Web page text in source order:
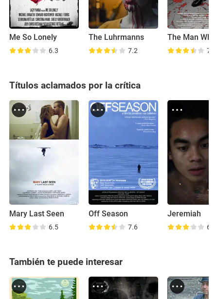
Me So Lonely
6.3
The Luhrmanns
7.2 7.7
Títulos aclamados por la crítica
Mary Last Seen
6.5
Off Season
7.6
Jeremiah
6.3
También te puede interesar